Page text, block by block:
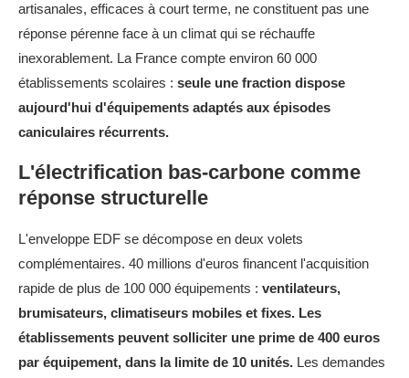
artisanales, efficaces à court terme, ne constituent pas une
réponse pérenne face à un climat qui se réchauffe
inexorablement. La France compte environ 60 000
établissements scolaires : seule une fraction dispose
aujourd'hui d'équipements adaptés aux épisodes
caniculaires récurrents.
L'électrification bas-carbone comme
réponse structurelle
L'enveloppe EDF se décompose en deux volets
complémentaires. 40 millions d'euros financent l'acquisition
rapide de plus de 100 000 équipements : ventilateurs,
brumisateurs, climatiseurs mobiles et fixes. Les
établissements peuvent solliciter une prime de 400 euros
par équipement, dans la limite de 10 unités. Les demandes